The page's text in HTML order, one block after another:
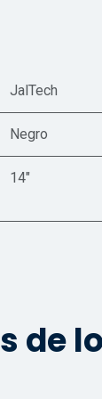
JalTech
Negro
14"
de